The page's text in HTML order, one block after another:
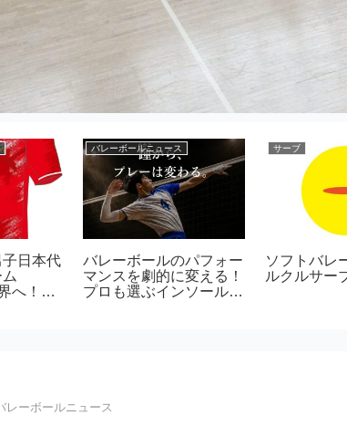
日本代
へ！応
バレーボールニュース
バレーボールのパフォー
マンスを劇的に変える！
プロも選ぶインソール
サーブ
ソフトバレ
ルクルサー
レーボールニュース